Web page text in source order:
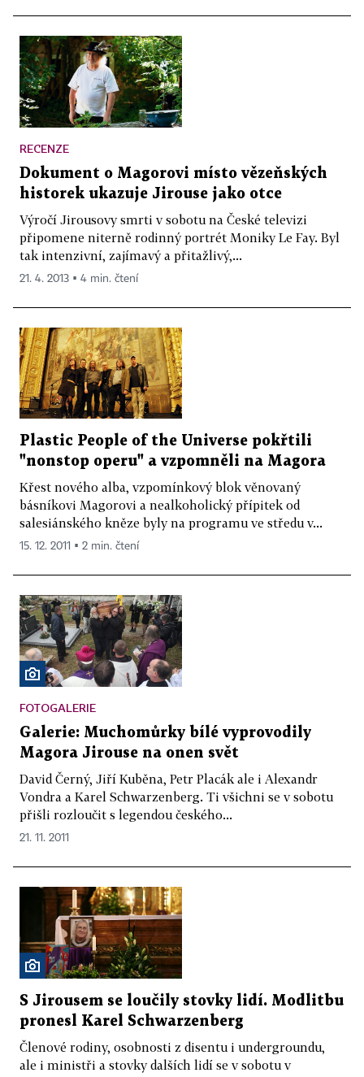
RECENZE
Dokument o Magorovi místo vězeňských
historek ukazuje Jirouse jako otce
Výročí Jirousovy smrti v sobotu na České televizi
připomene niterně rodinný portrét Moniky Le Fay. Byl
tak intenzivní, zajímavý a přitažlivý,...
21. 4. 2013 ▪ 4 min. čtení
Plastic People of the Universe pokřtili
"nonstop operu" a vzpomněli na Magora
Křest nového alba, vzpomínkový blok věnovaný
básníkovi Magorovi a nealkoholický přípitek od
salesiánského kněze byly na programu ve středu v...
15. 12. 2011 ▪ 2 min. čtení
FOTOGALERIE
Galerie: Muchomůrky bílé vyprovodily
Magora Jirouse na onen svět
David Černý, Jiří Kuběna, Petr Placák ale i Alexandr
Vondra a Karel Schwarzenberg. Ti všichni se v sobotu
přišli rozloučit s legendou českého...
21. 11. 2011
S Jirousem se loučily stovky lidí. Modlitbu
pronesl Karel Schwarzenberg
Členové rodiny, osobnosti z disentu i undergroundu,
ale i ministři a stovky dalších lidí se v sobotu v